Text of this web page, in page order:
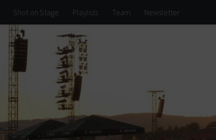
Shot on Stage Playlists Team Newsletter